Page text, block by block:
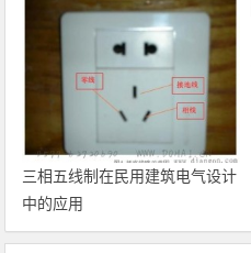
三相五线制在民用建筑电气设计
中的应用